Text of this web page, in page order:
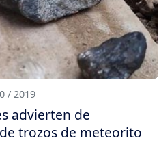
/ 2019
advierten de
trozos de meteorito